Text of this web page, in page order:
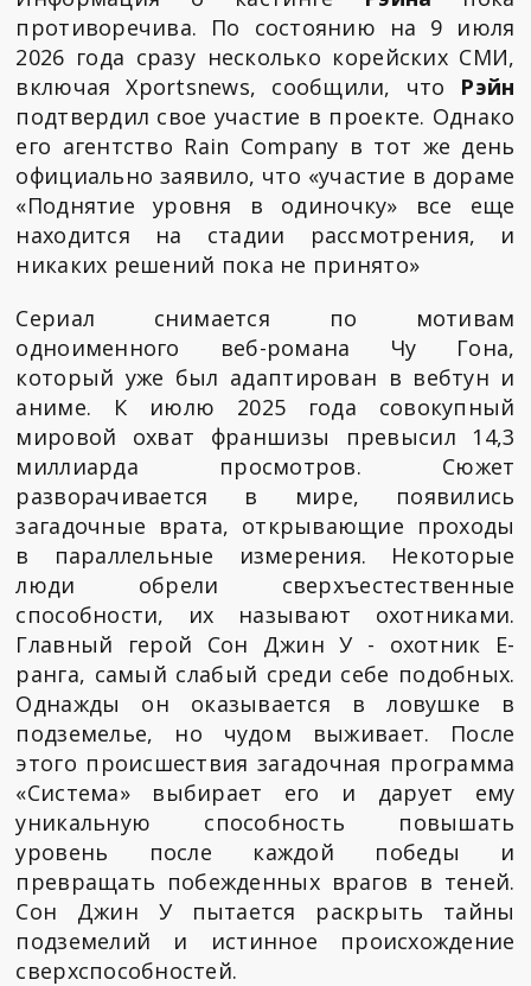
противоречива. По состоянию на 9 июля
2026 года сразу несколько корейских СМИ,
включая Xportsnews, сообщили, что Рэйн
подтвердил свое участие в проекте. Однако
его агентство Rain Company в тот же день
официально заявило, что «участие в дораме
«Поднятие уровня в одиночку» все еще
находится на стадии рассмотрения, и
никаких решений пока не принято»
Сериал снимается по мотивам
одноименного веб-романа Чу Гона,
который уже был адаптирован в вебтун и
аниме. К июлю 2025 года совокупный
мировой охват франшизы превысил 14,3
миллиарда просмотров. Сюжет
разворачивается в мире, появились
загадочные врата, открывающие проходы
в параллельные измерения. Некоторые
люди обрели сверхъестественные
способности, их называют охотниками.
Главный герой Сон Джин У - охотник E-
ранга, самый слабый среди себе подобных.
Однажды он оказывается в ловушке в
подземелье, но чудом выживает. После
этого происшествия загадочная программа
«Система» выбирает его и дарует ему
уникальную способность повышать
уровень после каждой победы и
превращать побежденных врагов в теней.
Сон Джин У пытается раскрыть тайны
подземелий и истинное происхождение
сверхспособностей.